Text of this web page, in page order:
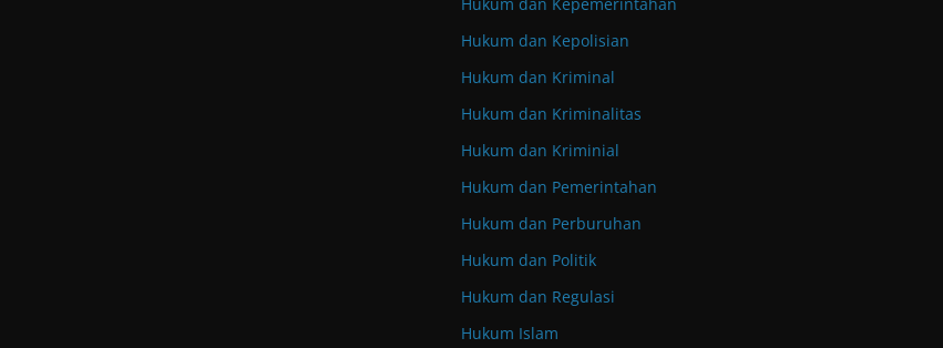
Hukum dan Kepolisian
Hukum dan Kriminal
Hukum dan Kriminalitas
Hukum dan Kriminial
Hukum dan Pemerintahan
Hukum dan Perburuhan
Hukum dan Politik
Hukum dan Regulasi
Hukum Islam